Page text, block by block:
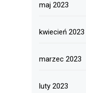
maj 2023
kwiecień 2023
marzec 2023
luty 2023